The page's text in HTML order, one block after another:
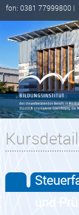
fon: 0381 77999800 |